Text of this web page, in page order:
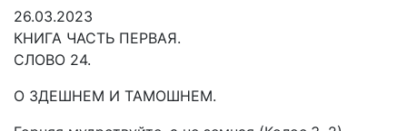
26.03.2023
КНИГА ЧАСТЬ ПЕРВАЯ.
СЛОВО 24.
О ЗДЕШНЕМ И ТАМОШНЕМ.